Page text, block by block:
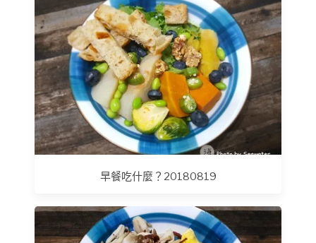
早餐吃什麼？20180819